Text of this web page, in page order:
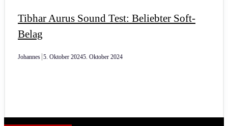
Tibhar Aurus Sound Test: Beliebter Soft-
Belag
Johannes 5. Oktober 20245. Oktober 2024